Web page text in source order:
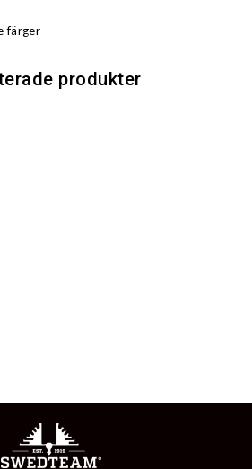
färger
produkter